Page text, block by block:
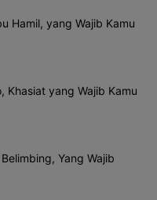
Hamil, yang Wajib Kamu
Khasiat yang Wajib Kamu
Yang Wajib